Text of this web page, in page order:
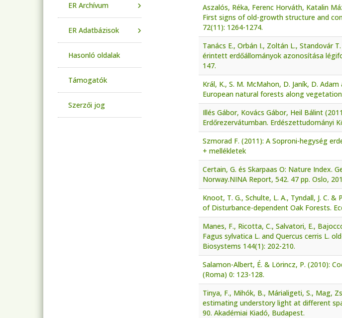
Aszalós, Réka, Ferenc Horváth, Katalin
First signs of old-growth structure and
72(11): 1264-1274.
Tanács E., Orbán I., Zoltán L., Standovár
érintett erdőállományok azonosítása
147.
Král, K., S. M. McMahon, D. Janík, D.
European natural forests along
Illés Gábor, Kovács Gábor, Heil Bálint
Erdőrezervátumban. Erdészettudományi
Szmorad F. (2011): A Soproni-hegység
+ mellékletek
Certain, G. és Skarpaas O: Nature Index.
Norway.NINA Report, 542. 47 pp. Oslo,
Knoot, T. G., Schulte, L. A., Tyndall, J. C.
of Disturbance-dependent Oak Forests.
Manes, F., Ricotta, C., Salvatori, E.,
Fagus sylvatica L. and Quercus cerris L.
Biosystems 144(1): 202-210.
Salamon-Albert, É. & Lörincz, P. (2010):
(Roma) 0: 123-128.
Tinya, F., Mihók, B., Márialigeti, S., Mag,
estimating understory light at different
90. Akadémiai Kiadó, Budapest.
ER Archívum
ER Adatbázisok
Hasonló oldalak
Támogatók
Szerzői jog